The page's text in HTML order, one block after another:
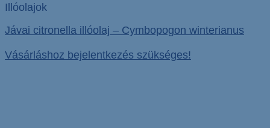
Illóolajok
Jávai citronella illóolaj – Cymbopogon winterianus
Vásárláshoz bejelentkezés szükséges!